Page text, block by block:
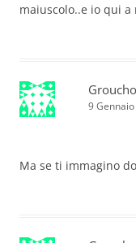
maiuscolo..e io qui
Groucho
9
Ma se ti immagino